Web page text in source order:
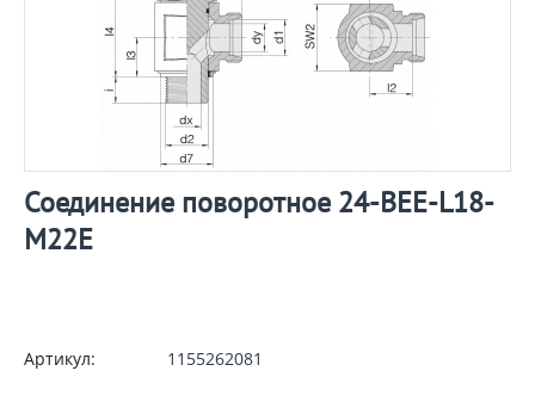
Соединение поворотное 24-BEE-L18-
M22E
Артикул: 1155262081